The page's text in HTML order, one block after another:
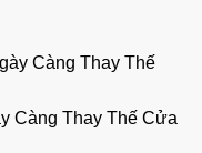
Càng Thay Thế Cửa